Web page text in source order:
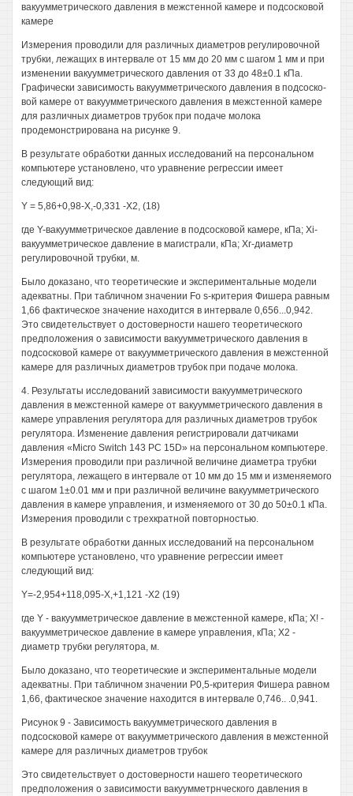
вакуумметрического давления в межстенной камере и подсосковой
камере
Измерения проводили для различных диаметров регулировочной
трубки, лежащих в интервале от 15 мм до 20 мм с шагом 1 мм и при
изменении вакуумметрического давления от 33 до 48±0.1 кПа.
Графически зависимость вакуумметрического давления в подсоско-
вой камере от вакуумметрического давления в межстенной камере
для различных диаметров трубок при подаче молока
продемонстрирована на рисунке 9.
В результате обработки данных исследований на персональном
компьютере установлено, что уравнение регрессии имеет
следующий вид:
Y = 5,86+0,98-Х,-0,331 -Х2, (18)
где Y-вакуумметрическое давление в подсосковой камере, кПа; Xi-
вакуумметрическое давление в магистрали, кПа; Хг-диаметр
регулировочной трубки, м.
Было доказано, что теоретические и экспериментальные модели
адекватны. При табличном значении Fo s-критерия Фишера равным
1,66 фактическое значение находится в интервале 0,656...0,942.
Это свидетельствует о достоверности нашего теоретического
предположения о зависимости вакуумметрического давления в
подсосковой камере от вакуумметрического давления в межстенной
камере для различных диаметров трубок при подаче молока.
4. Результаты исследований зависимости вакуумметрического
давления в межстенной камере от вакуумметрического давления в
камере управления регулятора для различных диаметров трубок
регулятора. Изменение давления регистрировали датчиками
давления «Micro Switch 143 PC 15D» на персональном компьютере.
Измерения проводили при различной величине диаметра трубки
регулятора, лежащего в интервале от 10 мм до 15 мм и изменяемого
с шагом 1±0.01 мм и при различной величине вакуумметрического
давления в камере управления, и изменяемого от 30 до 50±0.1 кПа.
Измерения проводили с трехкратной повторностью.
В результате обработки данных исследований на персональном
компьютере установлено, что уравнение регрессии имеет
следующий вид:
Y=-2,954+118,095-Х,+1,121 -Х2 (19)
где Y - вакуумметрическое давление в межстенной камере, кПа; X! -
вакуумметрическое давление в камере управления, кПа; Х2 -
диаметр трубки регулятора, м.
Было доказано, что теоретические и экспериментальные модели
адекватны. При табличном значении Р0,5-критерия Фишера равном
1,66, фактическое значение находится в интервале 0,746.. .0,941.
Рисунок 9 - Зависимость вакуумметрического давления в
подсосковой камере от вакуумметрического давления в межстенной
камере для различных диаметров трубок
Это свидетельствует о достоверности нашего теоретического
предположения о зависимости вакуумметрнческого давления в